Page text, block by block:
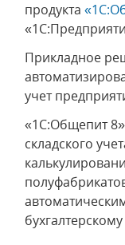
продукта
Прикладное
учет
«1C:Общепит
складского